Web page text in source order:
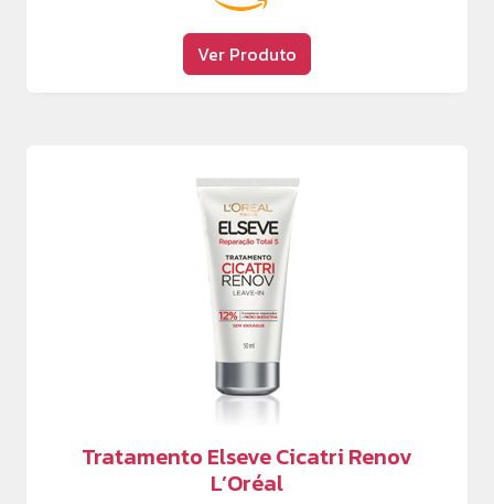
Ver Produto
Tratamento Elseve Cicatri Renov
L’Oréal